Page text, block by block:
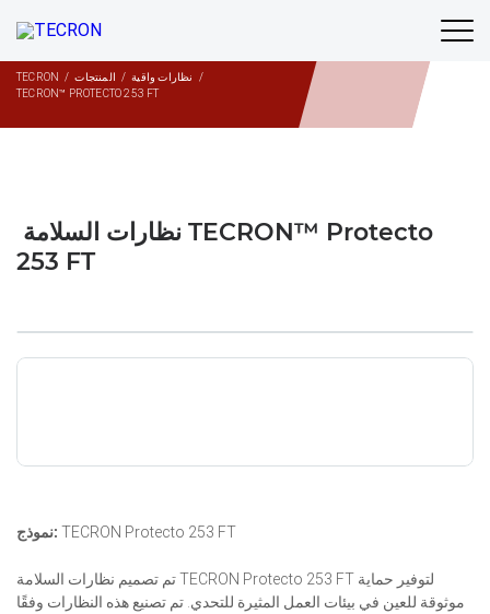
المنتجات
TECRON / المنتجات / نظارات واقية
/
TECRON™ PROTECTO 253 FT
253 FT
نموذج: TECRON Protecto 253 FT
تم تصميم نظارات السلامة TECRON Protecto 253 FT لتوفير حماية
موثوقة للعين في بيئات العمل المثيرة للتحدي. تم تصنيع هذه النظارات وفقًا